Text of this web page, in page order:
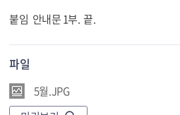
붙임 안내문 1부. 끝.
파일
5월.JPG